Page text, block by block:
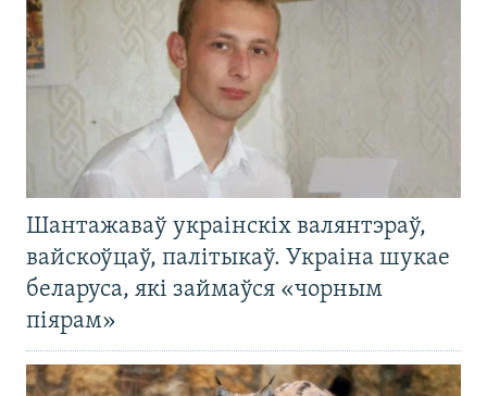
Шантажаваў украінскіх валянтэраў,
вайскоўцаў, палітыкаў. Украіна шукае
беларуса, які займаўся «чорным
піярам»